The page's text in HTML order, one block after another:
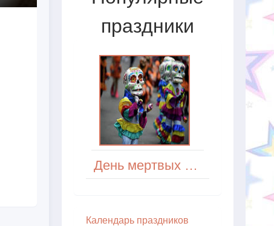
праздники
День мертвых (Day of the Dead) в Латинской Америке
Кaлeндapь пpaздникoв